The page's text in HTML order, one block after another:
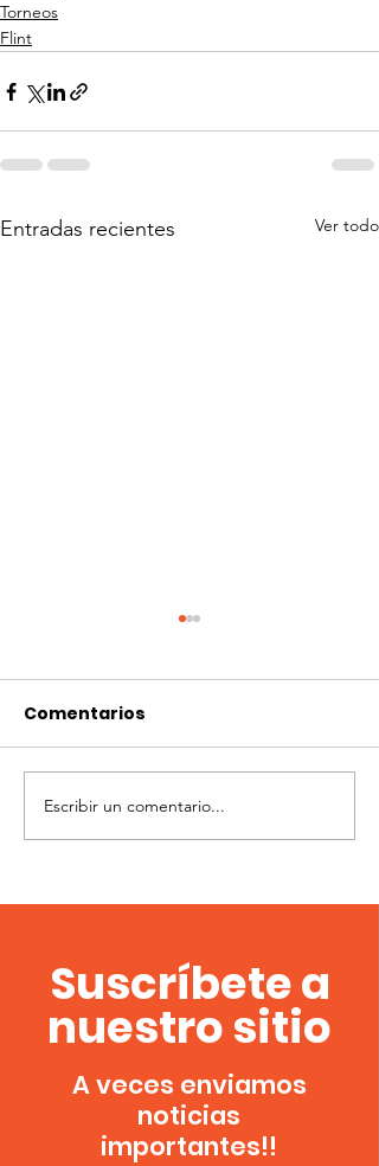
Torneos
Flint
Entradas recientes Ver todo
Flint modalidad
campo
Comentarios
Escribir un comentario...
Suscríbete a
nuestro sitio
A veces enviamos
noticias
importantes!!